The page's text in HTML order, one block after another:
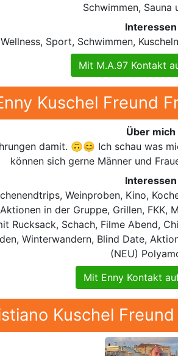
Schwimmen, Sauna
Interessen
Sport, Schwimmen,
Mit M.A.97 Kontakt
Kuschel Freund
Über mich
damit. 🙃😊 Ich schau was
können sich gerne Männer und
Interessen
Weinproben, Kino,
in der Gruppe, Grillen, FKK,
Rucksack, Schach, Filme Abend,
Winterwandern, Blind Date,
(NEU)
Mit Enny Kontakt
Kuschel